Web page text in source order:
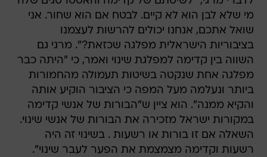
מי שלא לבן הוא לא קיים. לבטח אם הוא שחור. אני
שואל אתכם, אנחנו יכולים להרשות לעצמנו
בציבוריות הישראלית מפלגה שכזאת?". מרגי גם
השווה בין קדימה למפלגת שינוי ואמר, כי "היתה כבר
מפלגה אחת שנקטה בשיטות תעמולה מהחמורות
ביותר ונעלמה מעל המפה כי הציבור הוקיע אותה
והקיא ממנה". הוא ציין ש"הבורות של אנשי קדימה
במקורות ישראל מזכירה את הבורות של אנשי שינוי.
השאלה אם זו בורות או רשעות . בשינוי זה היה
רשעות וקדימה מצמצמת את הפער לעבר שינוי".